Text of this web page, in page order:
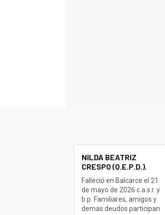
NILDA BEATRIZ
CRESPO (Q.E.P.D.).
Falleció en Balcarce el 21
de mayo de 2026 c.a.s.r. y
b.p. Familiares, amigos y
demas deudos participan